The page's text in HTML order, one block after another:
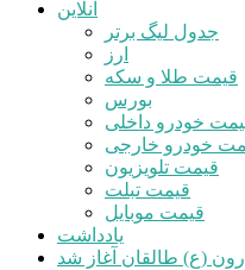
آنلاین
جدول لیگ برتر
ارز
قیمت طلا و سکه
بورس
خودرو داخلی
خودرو خارجی
قیمت تلویزیون
قیمت تبلت
قیمت موبایل
یادداشت
(ع) طالقان آغاز شد